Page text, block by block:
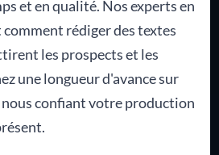
et en qualité. Nos experts en
rédiger des textes
les prospects et les
une longueur d'avance sur
confiant votre production